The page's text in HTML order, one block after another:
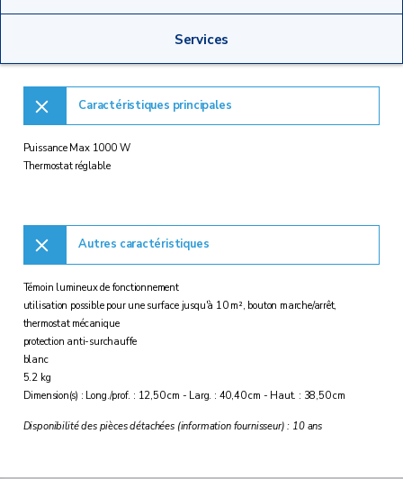
Services
Caractéristiques principales
Puissance Max 1000 W
Thermostat réglable
Autres caractéristiques
Témoin lumineux de fonctionnement
utilisation possible pour une surface jusqu'à 10 m², bouton marche/arrêt,
thermostat mécanique
protection anti-surchauffe
blanc
5.2 kg
Dimension(s) : Long./prof. : 12,50 cm - Larg. : 40,40 cm - Haut. : 38,50 cm
Disponibilité des pièces détachées (information fournisseur) : 10 ans